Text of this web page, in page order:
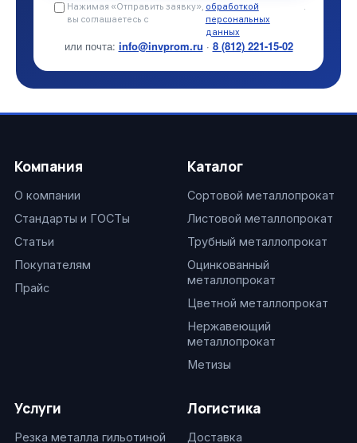
Нажимая «Отправить заявку»,
вы соглашаетесь с
обработкой
персональных
данных
.
или почта: info@invprom.ru · 8 (812) 221-15-02
Компания
О компании
Стандарты и ГОСТы
Статьи
Покупателям
Прайс
Каталог
Сортовой металлопрокат
Листовой металлопрокат
Трубный металлопрокат
Оцинкованный
металлопрокат
Цветной металлопрокат
Нержавеющий
металлопрокат
Метизы
Услуги
Резка металла гильотиной
Логистика
Доставка